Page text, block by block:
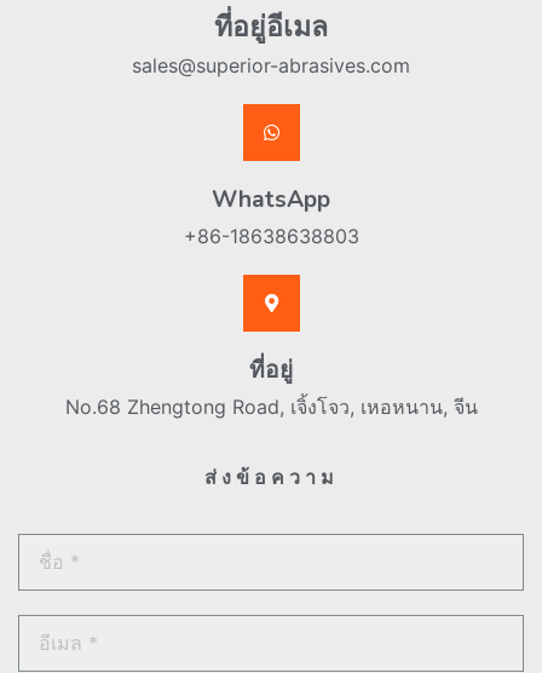
ที่อยู่อีเมล
sales@superior-abrasives.com
WhatsApp
+86-18638638803
ที่อยู่
No.68 Zhengtong Road, เจิ้งโจว, เหอหนาน, จีน
ส่งข้อความ